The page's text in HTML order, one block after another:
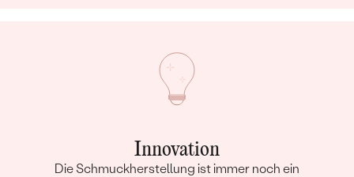
Innovation
Die Schmuckherstellung ist immer noch ein